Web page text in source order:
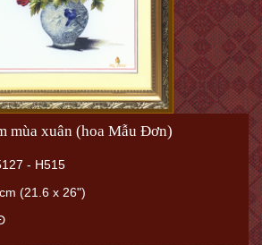
mùa xuân (hoa Mẫu Đơn)
- H515
(21.6 x 26")